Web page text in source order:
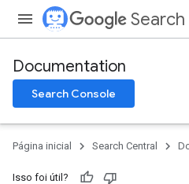
Search
Documentation
Search Console
Página inicial Search Central
Isso foi útil?